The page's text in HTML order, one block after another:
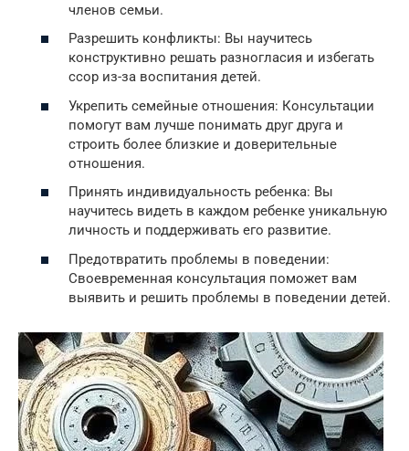
членов семьи.
Разрешить конфликты: Вы научитесь
конструктивно решать разногласия и избегать
ссор из-за воспитания детей.
Укрепить семейные отношения: Консультации
помогут вам лучше понимать друг друга и
строить более близкие и доверительные
отношения.
Принять индивидуальность ребенка: Вы
научитесь видеть в каждом ребенке уникальную
личность и поддерживать его развитие.
Предотвратить проблемы в поведении:
Своевременная консультация поможет вам
выявить и решить проблемы в поведении детей.